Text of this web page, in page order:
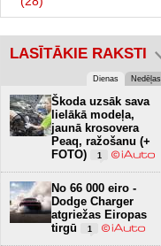
LASĪTĀKIE RAKSTI
Dienas Nedēļas
Škoda uzsāk sava
lielākā modeļa,
jaunā krosovera
Peaq, ražošanu (+
FOTO)
1
No 66 000 eiro -
Dodge Charger
atgriežas Eiropas
tirgū
1